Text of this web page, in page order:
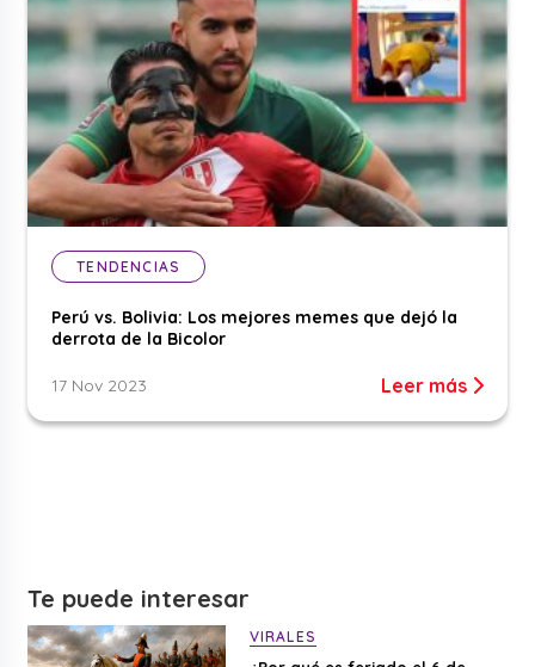
TENDENCIAS
Perú vs. Bolivia: Los mejores memes que dejó la
derrota de la Bicolor
17 Nov 2023 Leer más
Te puede interesar
VIRALES